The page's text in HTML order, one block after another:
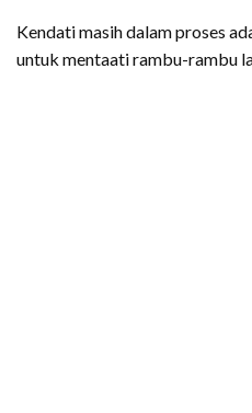
Kendati masih dalam proses
untuk mentaati rambu-rambu